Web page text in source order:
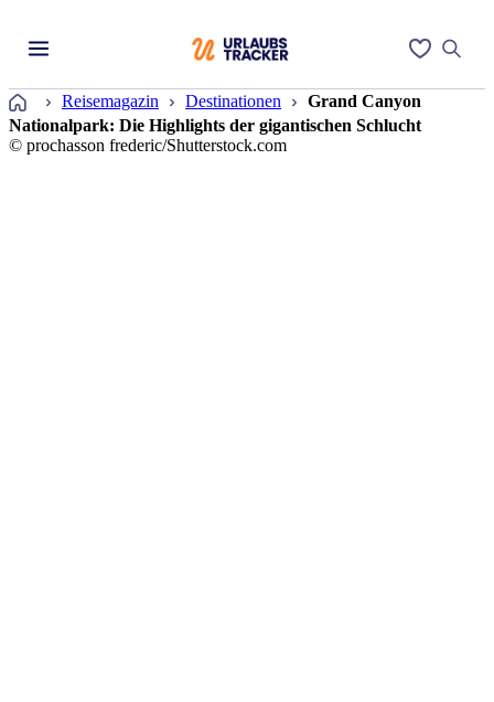
Startseite
Reisemagazin Destinationen
Grand Canyon
Nationalpark: Die Highlights der gigantischen Schlucht
© prochasson frederic/Shutterstock.com